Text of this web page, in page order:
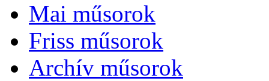
Mai műsorok
Friss műsorok
Archív műsorok